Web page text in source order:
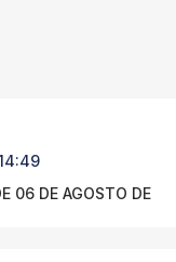
06 DE AGOSTO DE